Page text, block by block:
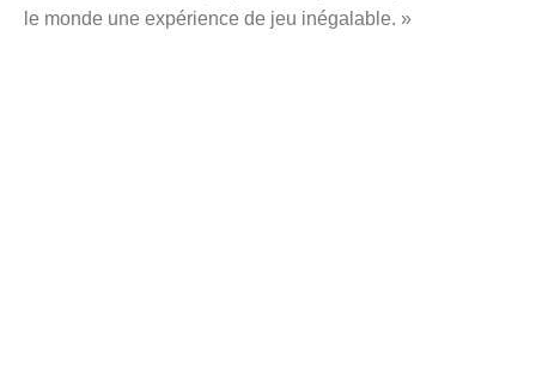
le monde une expérience de jeu inégalable. »